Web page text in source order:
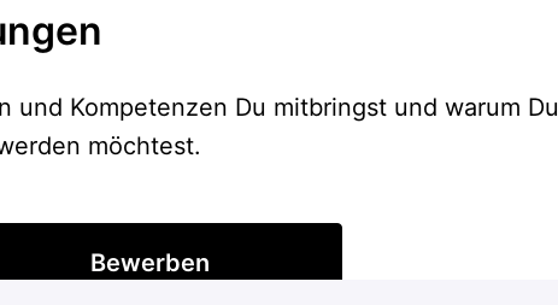
und Kompetenzen Du mitbringst und warum Du
möchtest.
Bewerben